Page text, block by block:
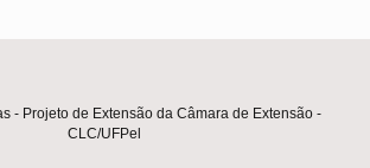
- Projeto de Extensão da Câmara de Extensão -
CLC/UFPel